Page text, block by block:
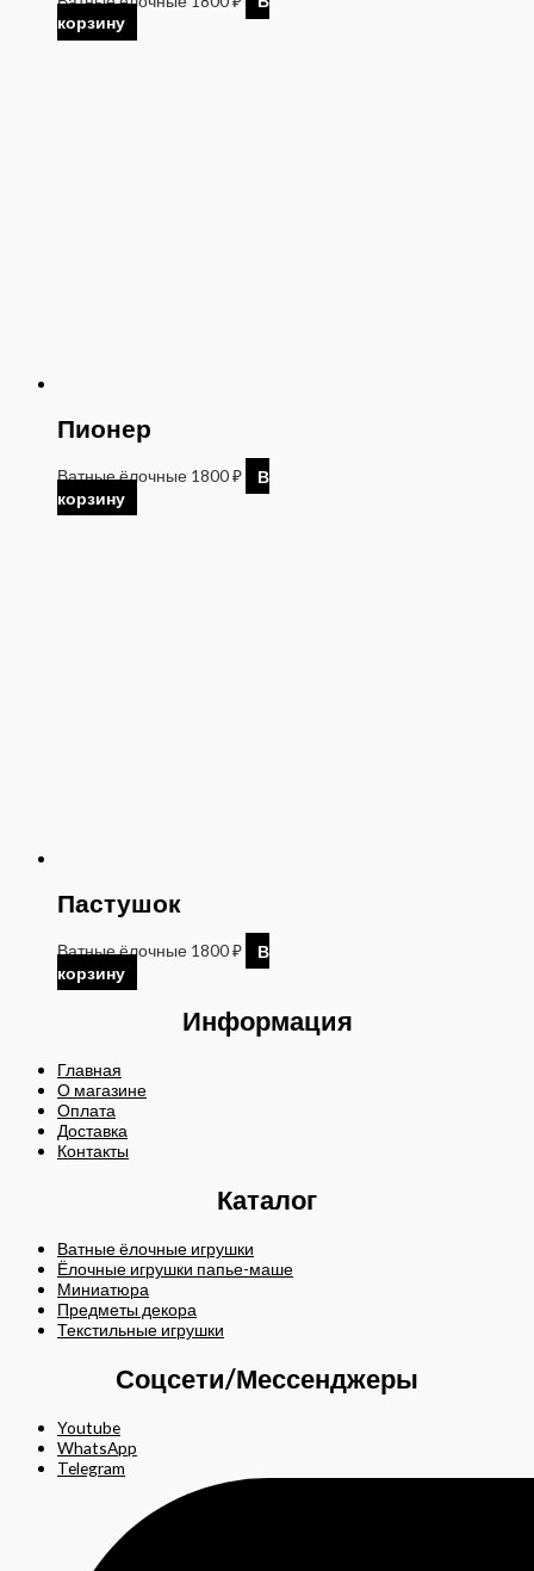
корзину
Пионер
Ватные ёлочные 1800₽
В
корзину
Пастушок
Ватные ёлочные 1800₽
В
корзину
Информация
Главная
О магазине
Оплата
Доставка
Контакты
Каталог
Ватные ёлочные игрушки
Ёлочные игрушки папье-маше
Миниатюра
Предметы декора
Текстильные игрушки
Соцсети/Мессенджеры
Youtube
WhatsApp
Telegram